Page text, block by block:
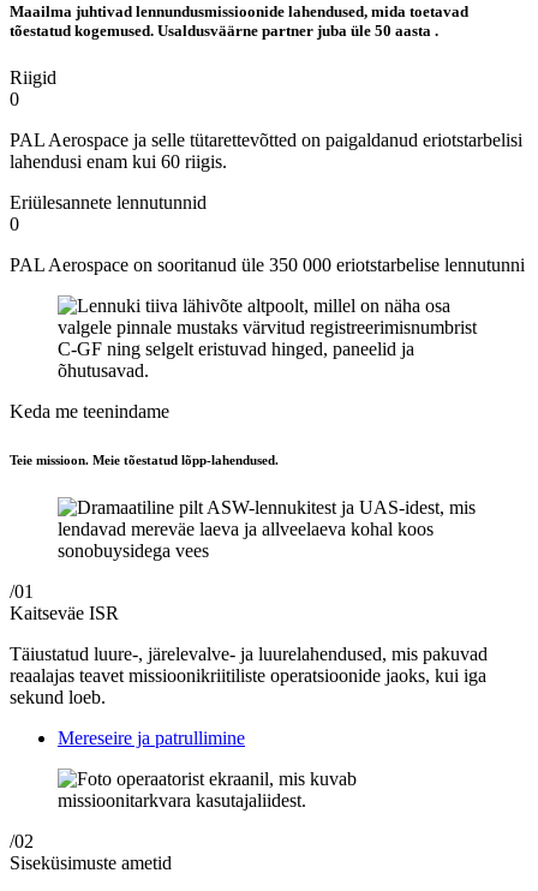
Maailma juhtivad lennundusmissioonide lahendused, mida toetavad
tõestatud kogemused. Usaldusväärne partner juba üle 50 aasta .
Riigid
0
PAL Aerospace ja selle tütarettevõtted on paigaldanud eriotstarbelisi
lahendusi enam kui 60 riigis.
Eriülesannete lennutunnid
0
PAL Aerospace on sooritanud üle 350 000 eriotstarbelise lennutunni
Keda me teenindame
Teie missioon. Meie tõestatud lõpp-lahendused.
/01
Kaitseväe ISR
Täiustatud luure-, järelevalve- ja luurelahendused, mis pakuvad
reaalajas teavet missioonikriitiliste operatsioonide jaoks, kui iga
sekund loeb.
Mereseire ja patrullimine
/02
Siseküsimuste ametid